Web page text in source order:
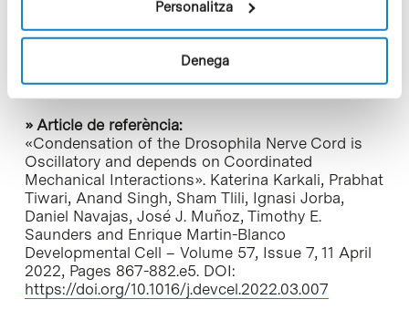
Personalitza
Denega
a entendre aquests processos. L’objectiu final
d’aquests estudis seria tancar la bretxa entre el
la morfogènesi cerebral i les malformacions
cerebrals congènites”, conclou l’investigador.
» Article de referència:
«Condensation of the Drosophila Nerve Cord is
Oscillatory and depends on Coordinated
Mechanical Interactions». Katerina Karkali, Prabhat
Tiwari, Anand Singh, Sham Tlili, Ignasi Jorba,
Daniel Navajas, José J. Muñoz, Timothy E.
Saunders and Enrique Martin-Blanco
Developmental Cell – Volume 57, Issue 7, 11 April
2022, Pages 867-882.e5. DOI:
https://doi.org/10.1016/j.devcel.2022.03.007